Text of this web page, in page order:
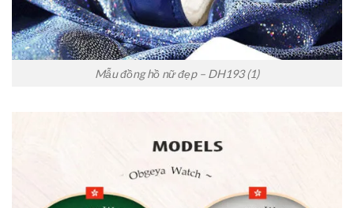
Mẫu đồng hồ nữ đẹp – DH193 (1)